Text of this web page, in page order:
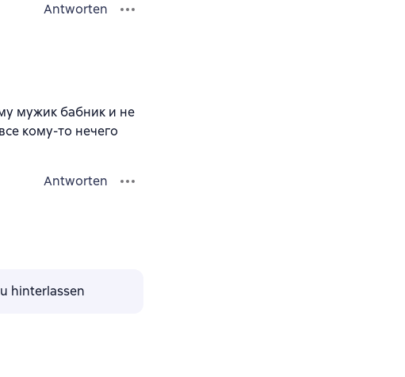
Antworten
мужик бабник и не
кому-то нечего
Antworten
hinterlassen